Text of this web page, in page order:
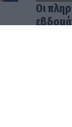
Οι